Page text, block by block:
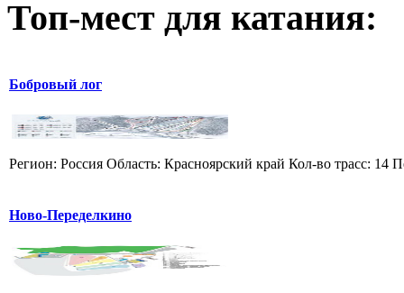
Топ-мест для катания:
Бобровый лог
Регион: Россия Область: Красноярский край Кол-во трасс:
Ново-Переделкино